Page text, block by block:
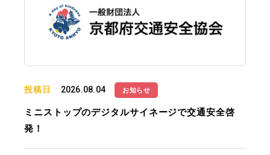
投稿日 2026.08.04 お知らせ
ミニストップのデジタルサイネージで交通安全啓
発！